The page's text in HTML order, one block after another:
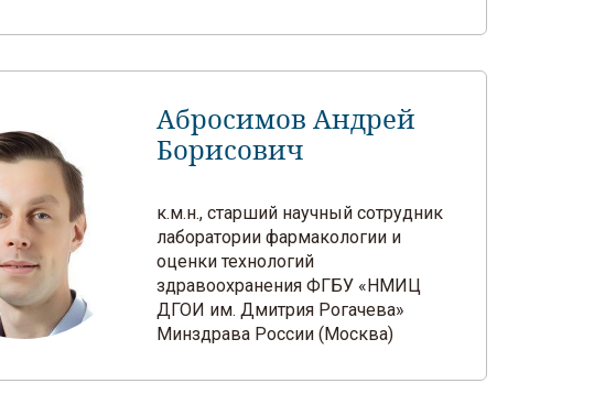
Абросимов Андрей
Борисович
к.м.н., старший научный сотрудник
лаборатории фармакологии и
оценки технологий
здравоохранения ФГБУ «НМИЦ
ДГОИ им. Дмитрия Рогачева»
Минздрава России (Москва)